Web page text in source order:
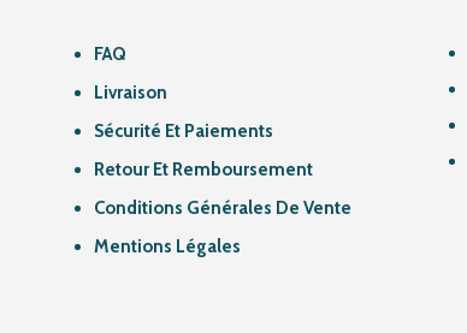
FAQ
Livraison
Sécurité Et Paiements
Retour Et Remboursement
Conditions Générales De Vente
Mentions Légales